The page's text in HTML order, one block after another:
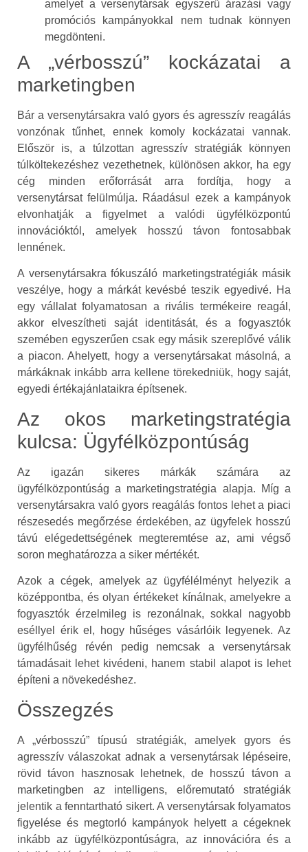
amelyet a versenytársak egyszerű árazási vagy
promóciós kampányokkal nem tudnak könnyen
megdönteni.
A „vérbosszú” kockázatai a
marketingben
Bár a versenytársakra való gyors és agresszív reagálás
vonzónak tűnhet, ennek komoly kockázatai vannak.
Először is, a túlzottan agresszív stratégiák könnyen
túlköltekezéshez vezethetnek, különösen akkor, ha egy
cég minden erőforrását arra fordítja, hogy a
versenytársat felülmúlja. Ráadásul ezek a kampányok
elvonhatják a figyelmet a valódi ügyfélközpontú
innovációktól, amelyek hosszú távon fontosabbak
lennének.
A versenytársakra fókuszáló marketingstratégiák másik
veszélye, hogy a márkát kevésbé teszik egyedivé. Ha
egy vállalat folyamatosan a rivális termékeire reagál,
akkor elveszítheti saját identitását, és a fogyasztók
szemében egyszerűen csak egy másik szereplővé válik
a piacon. Ahelyett, hogy a versenytársakat másolná, a
márkáknak inkább arra kellene törekedniük, hogy saját,
egyedi értékajánlataikra építsenek.
Az okos marketingstratégia
kulcsa: Ügyfélközpontúság
Az igazán sikeres márkák számára az
ügyfélközpontúság a marketingstratégia alapja. Míg a
versenytársakra való gyors reagálás fontos lehet a piaci
részesedés megőrzése érdekében, az ügyfelek hosszú
távú elégedettségének megteremtése az, ami végső
soron meghatározza a siker mértékét.
Azok a cégek, amelyek az ügyfélélményt helyezik a
középpontba, és olyan értékeket kínálnak, amelyekre a
fogyasztók érzelmileg is rezonálnak, sokkal nagyobb
eséllyel érik el, hogy hűséges vásárlóik legyenek. Az
ügyfélhűség révén pedig nemcsak a versenytársak
támadásait lehet kivédeni, hanem stabil alapot is lehet
építeni a növekedéshez.
Összegzés
A „vérbosszú” típusú stratégiák, amelyek gyors és
agresszív válaszokat adnak a versenytársak lépéseire,
rövid távon hasznosak lehetnek, de hosszú távon a
marketingben az intelligens, előremutató stratégiák
jelentik a fenntartható sikert. A versenytársak folyamatos
figyelése és megtorló kampányok helyett a cégeknek
inkább az ügyfélközpontúságra, az innovációra és a